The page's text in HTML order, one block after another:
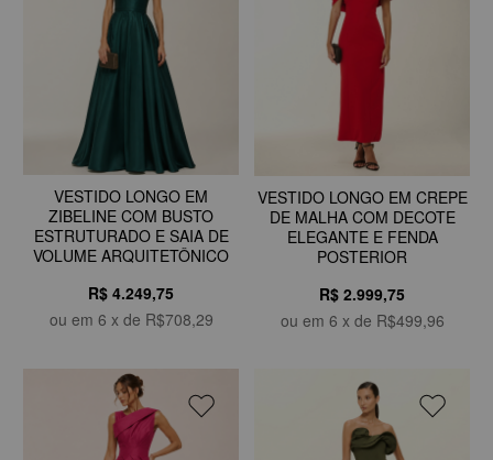
VESTIDO LONGO EM
ZIBELINE COM BUSTO
ESTRUTURADO E SAIA DE
VOLUME ARQUITETÔNICO
R$ 4.249,75
ou em 6 x de R$708,29
VESTIDO LONGO EM CREPE
DE MALHA COM DECOTE
ELEGANTE E FENDA
POSTERIOR
R$ 2.999,75
ou em 6 x de R$499,96